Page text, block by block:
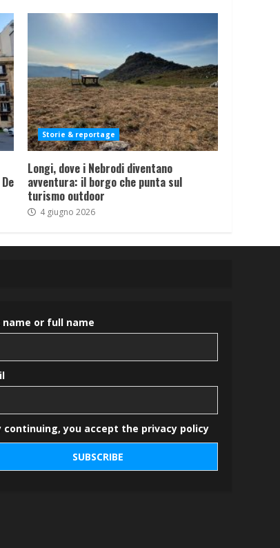
Storie & reportage
Longi, dove i Nebrodi diventano
avventura: il borgo che punta sul
turismo outdoor
4 giugno 2026
name or full name
continuing, you accept the privacy policy